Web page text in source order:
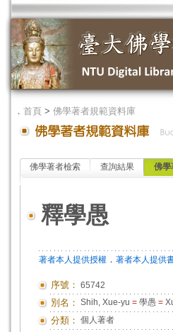
． 首頁 > 佛學著者規範資料庫
佛學著者檢索 查詢結果 佛學
釋學愚
著者本人提供授權 ． 著者本人提供
序號： 65742
別名： Shih, Xue-yu = 學愚 =
分類： 個人著者